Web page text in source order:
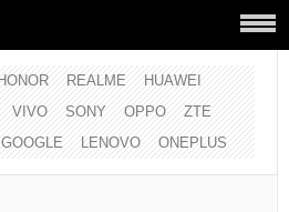
REALME
HUAWEI
VIVO SONY OPPO
ZTE
GOOGLE LENOVO ONEPLUS